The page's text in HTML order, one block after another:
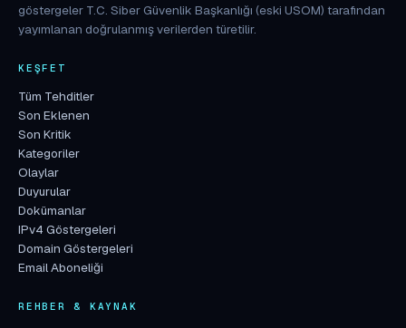
göstergeler T.C. Siber Güvenlik Başkanlığı (eski USOM) tarafından
yayımlanan doğrulanmış verilerden türetilir.
KEŞFET
Tüm Tehditler
Son Eklenen
Son Kritik
Kategoriler
Olaylar
Duyurular
Dokümanlar
IPv4 Göstergeleri
Domain Göstergeleri
Email Aboneliği
REHBER & KAYNAK